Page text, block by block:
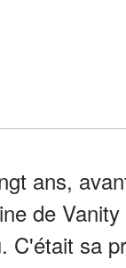
ans,
de
C'était sa